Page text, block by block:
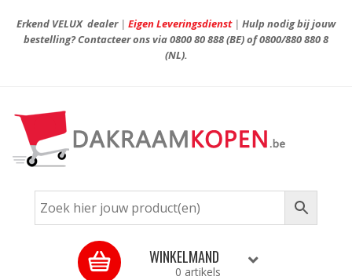
Erkend VELUX dealer| Eigen Leveringsdienst| Hulp nodig bij jouw
bestelling? Contacteer ons via0800 80 888(BE) of0800/880 880 8
(NL).
WINKELMAND
0 artikels